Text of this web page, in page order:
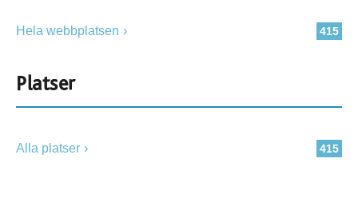
415
Hela webbplatsen
Platser
415
Alla platser